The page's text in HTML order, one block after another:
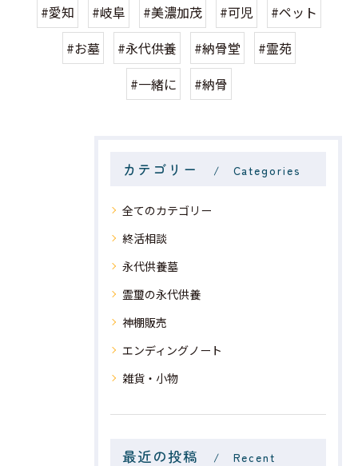
#愛知 #岐阜 #美濃加茂 #可児
#ペット
#お墓
#永代供養 #納骨堂
#霊苑
#一緒に
#納骨
カテゴリー Categories
全てのカテゴリー
終活相談
永代供養墓
霊璽の永代供養
神棚販売
エンディングノート
雑貨・小物
最近の投稿
Recent